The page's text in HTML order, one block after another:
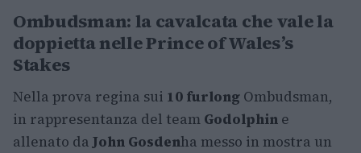
Ombudsman: la cavalcata che vale la
doppietta nelle Prince of Wales’s
Stakes
Nella prova regina sui 10 furlong Ombudsman,
in rappresentanza del team Godolphin e
allenato daJohn Gosdenha messo in mostra un